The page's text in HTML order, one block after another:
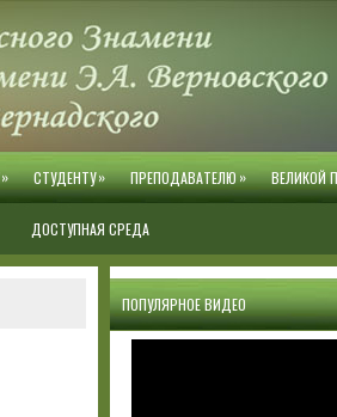
» СТУДЕНТУ» ПРЕПОДАВАТЕЛЮ» ВЕЛИКОЙ
ДОСТУПНАЯ СРЕДА
ПОПУЛЯРНОЕ ВИДЕО